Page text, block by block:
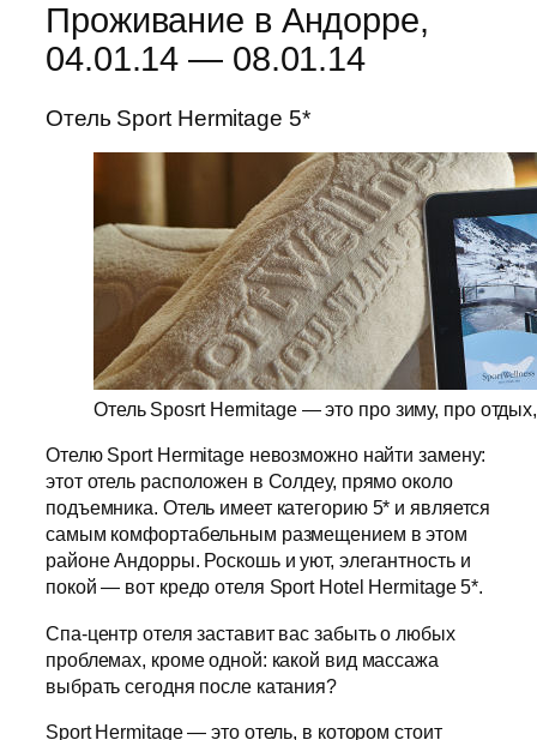
Проживание в Андорре,
04.01.14 — 08.01.14
Отель Sport Hermitage 5*
Отель Sposrt Hermitage — это про зиму, про
Отелю Sport Hermitage невозможно найти замену:
этот отель расположен в Солдеу, прямо около
подъемника. Отель имеет категорию 5* и является
самым комфортабельным размещением в этом
районе Андорры. Роскошь и уют, элегантность и
покой — вот кредо отеля Sport Hotel Hermitage 5*.
Спа-центр отеля заставит вас забыть о любых
проблемах, кроме одной: какой вид массажа
выбрать сегодня после катания?
Sport Hermitage — это отель, в котором стоит